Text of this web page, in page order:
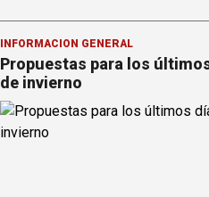
INFORMACION GENERAL
Propuestas para los
de invierno